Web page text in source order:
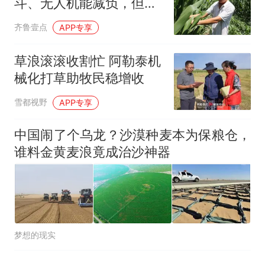
耘不能松懈
齐鲁壹点 APP专享
草浪滚滚收割忙 阿勒泰机
械化打草助牧民稳增收
雪都视野 APP专享
中国闹了个乌龙？沙漠种麦本为保粮仓，
谁料金黄麦浪竟成治沙神器
梦想的现实